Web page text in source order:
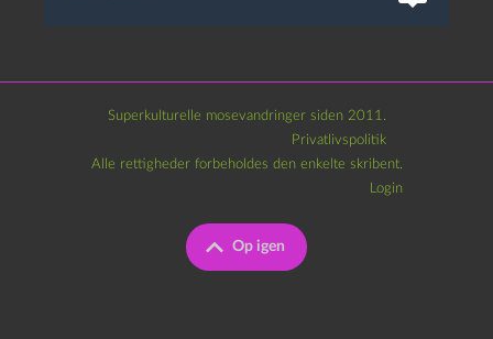
Superkulturelle mosevandringer siden 2011.
Privatlivspolitik
Op igen
Alle rettigheder forbeholdes den enkelte skribent.
Login